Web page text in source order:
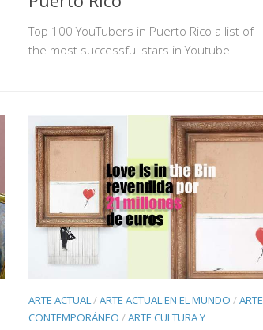
Top 100 YouTubers in Puerto Rico a list of
the most successful stars in Youtube
ARTE ACTUAL /ARTE ACTUAL EN EL MUNDO /ARTE
CONTEMPORÁNEO /ARTE CULTURA Y